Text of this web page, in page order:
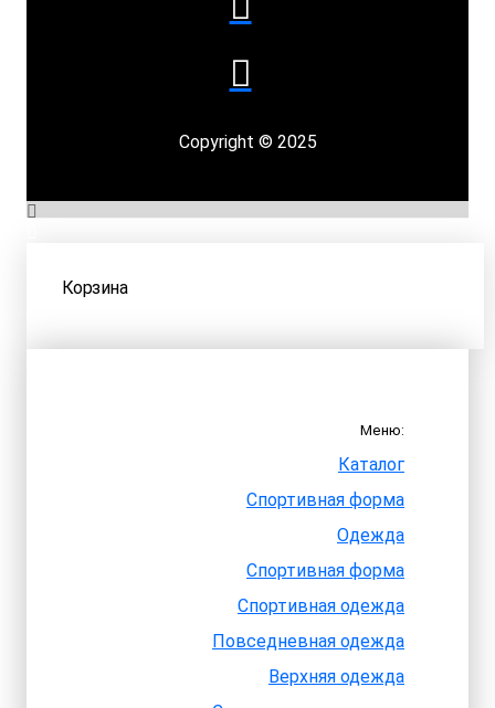
Copyright © 2025
Корзина
Меню:
Каталог
Спортивная форма
Одежда
Спортивная форма
Спортивная одежда
Повседневная одежда
Верхняя одежда